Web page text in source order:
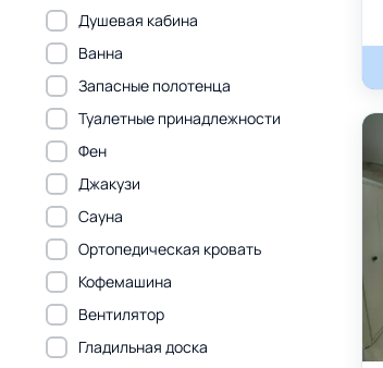
Душевая кабина
Ванна
Запасные полотенца
Туалетные принадлежности
Фен
Джакузи
Сауна
Ортопедическая кровать
Кофемашина
Вентилятор
Гладильная доска